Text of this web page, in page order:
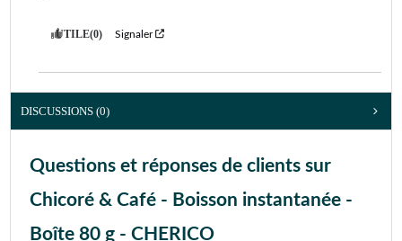
UTILE(0) Signaler
DISCUSSIONS (0)
Questions et réponses de clients sur
Chicoré & Café - Boisson instantanée -
Boîte 80 g - CHERICO